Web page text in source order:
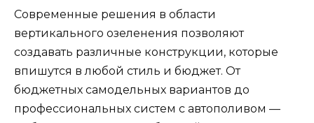
Современные решения в области
вертикального озеленения позволяют
создавать различные конструкции, которые
впишутся в любой стиль и бюджет. От
бюджетных самодельных вариантов до
профессиональных систем с автополивом —